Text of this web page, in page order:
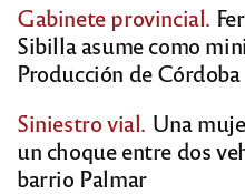
Gabinete provincial.
Sibilla asume como
Producción de Córdoba
Siniestro vial. Una
un choque entre dos
barrio Palmar